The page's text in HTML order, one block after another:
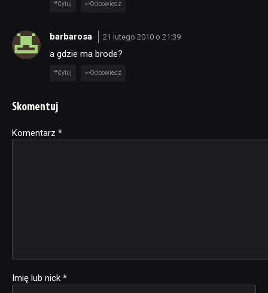
Cytuj Odpowiedz
barbarosa 21 lutego 2010 o 21:39
a gdzie ma brode?
Cytuj Odpowiedz
Skomentuj
Komentarz *
Imię lub nick *
Alternative: